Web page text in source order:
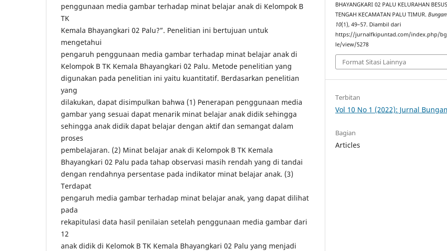
penggunaan media gambar terhadap minat belajar anak di Kelompok B
TK
Kemala Bhayangkari 02 Palu?”. Penelitian ini bertujuan untuk
mengetahui
pengaruh penggunaan media gambar terhadap minat belajar anak di
Kelompok B TK Kemala Bhayangkari 02 Palu. Metode penelitian yang
digunakan pada penelitian ini yaitu kuantitatif. Berdasarkan penelitian
yang
dilakukan, dapat disimpulkan bahwa (1) Penerapan penggunaan media
gambar yang sesuai dapat menarik minat belajar anak didik sehingga
sehingga anak didik dapat belajar dengan aktif dan semangat dalam
proses
pembelajaran. (2) Minat belajar anak di Kelompok B TK Kemala
Bhayangkari 02 Palu pada tahap observasi masih rendah yang di tandai
dengan rendahnya persentase pada indikator minat belajar anak. (3)
Terdapat
pengaruh media gambar terhadap minat belajar anak, yang dapat dilihat
pada
rekapitulasi data hasil penilaian setelah penggunaan media gambar dari
12
anak didik di Kelomok B TK Kemala Bhayangkari 02 Palu yang menjadi
BHAYANGKARI 02 PALU KELURAHAN
TENGAH KECAMATAN PALU TIMUR.
10(1), 49–57. Diambil dari
https://jurnalfkipuntad.com/index.php/
le/view/5278
Format Sitasi Lainnya
Terbitan
Vol 10 No 1 (2022): Jurnal
Bagian
Articles